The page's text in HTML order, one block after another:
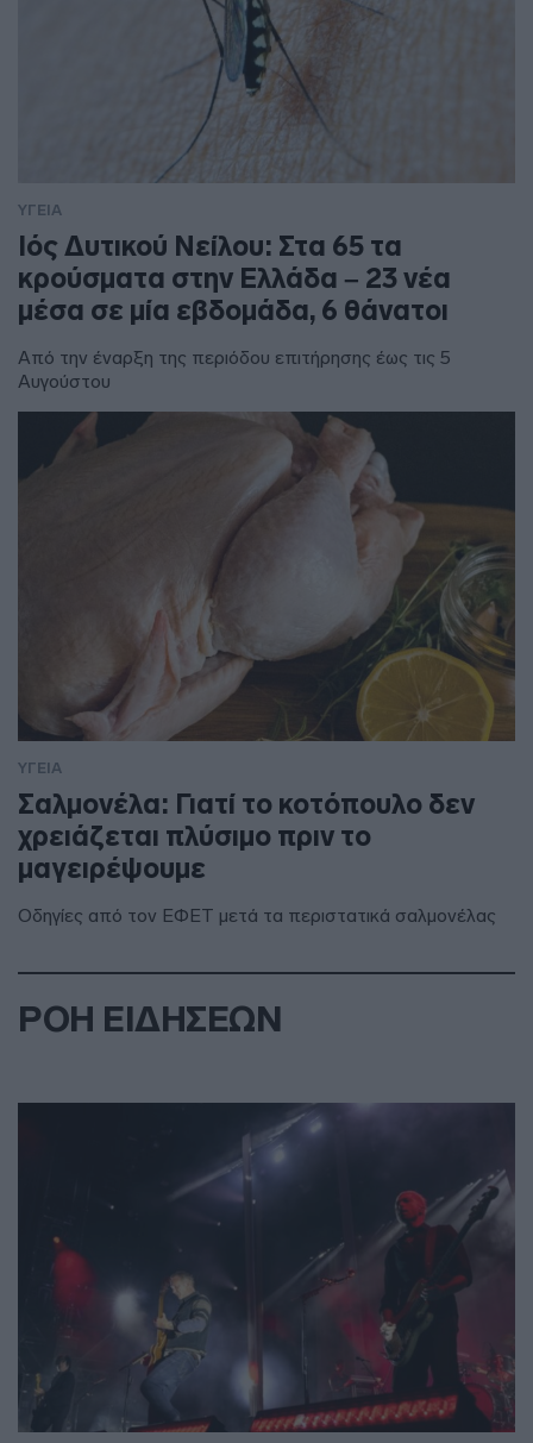
ΥΓΕΙΑ
Ιός Δυτικού Νείλου: Στα 65 τα
κρούσματα στην Ελλάδα – 23 νέα
μέσα σε μία εβδομάδα, 6 θάνατοι
Από την έναρξη της περιόδου επιτήρησης έως τις 5
Αυγούστου
ΥΓΕΙΑ
Σαλμονέλα: Γιατί το κοτόπουλο δεν
χρειάζεται πλύσιμο πριν το
μαγειρέψουμε
Οδηγίες από τον ΕΦΕΤ μετά τα περιστατικά σαλμονέλας
ΡΟΗ ΕΙΔΗΣΕΩΝ